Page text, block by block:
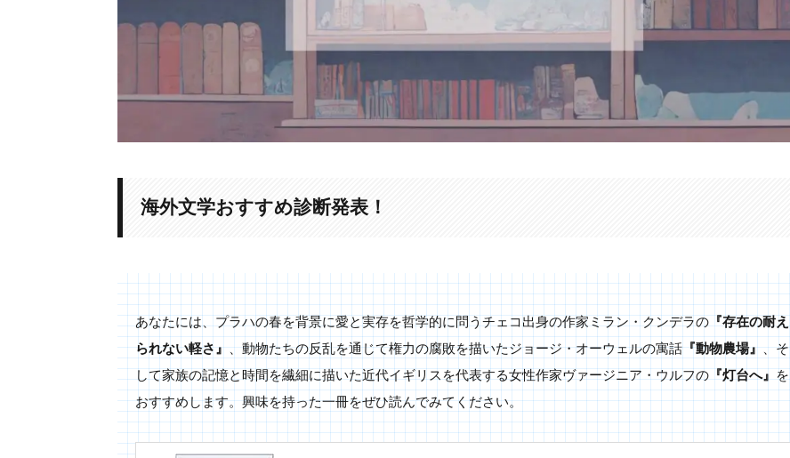
海外文学おすすめ診断発表！
あなたには、プラハの春を背景に愛と実存を哲学的に問うチェコ出身の作家ミラン・クンデラの『存在の耐え
られない軽さ』、動物たちの反乱を通じて権力の腐敗を描いたジョージ・オーウェルの寓話『動物農場』、そ
して家族の記憶と時間を繊細に描いた近代イギリスを代表する女性作家ヴァージニア・ウルフの『灯台へ』を
おすすめします。興味を持った一冊をぜひ読んでみてください。